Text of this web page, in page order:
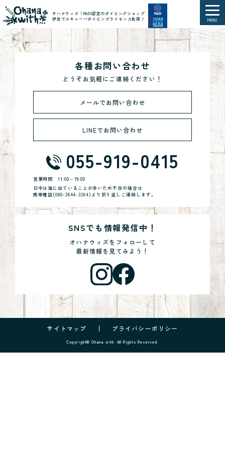
オハナウィズ｜PADI認定のダイビングショップ
伊豆でスキューバダイビングライセンス取得！
MENU
各種お問い合わせ
どうぞお気軽にご連絡ください！
メールでお問い合わせ
LINEでお問い合わせ
055-919-0415
営業時間11:00～19:00
日中は海に出ていることが多いため不在の場合は
携帯電話(080-2644-3264)より折り返しご連絡します。
SNSでも情報発信中！
オハナウィズをフォローして
最新情報を見てみよう！
サイトマップ プライバシーポリシー
Copyright© Ohana with. All Rights Reserved.